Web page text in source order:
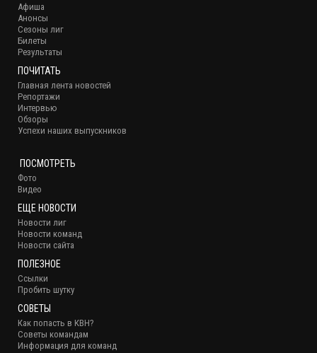
Афиша
Анонсы
Сезоны лиг
Билеты
Результаты
ПОЧИТАТЬ
Главная лента новостей
Репортажи
Интервью
Обзоры
Успехи наших выпускников
ПОСМОТРЕТЬ
Фото
Видео
ЕЩЕ НОВОСТИ
Новости лиг
Новости команд
Новости сайта
ПОЛЕЗНОЕ
Ссылки
Пробить шутку
СОВЕТЫ
Как попасть в КВН?
Советы командам
Информация для команд